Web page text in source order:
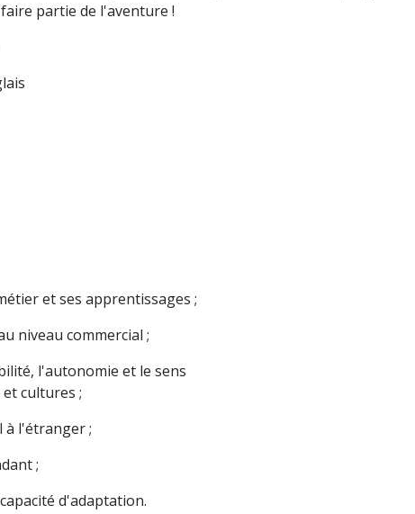
partie de l'aventure !
et ses apprentissages ;
niveau commercial ;
l'autonomie et le sens
cultures ;
à l'étranger ;
;
d'adaptation.